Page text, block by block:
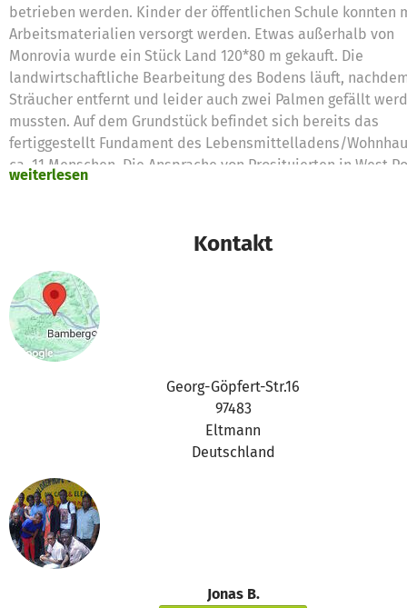
betrieben werden. Kinder der öffentlichen Schule konnten
Arbeitsmaterialien versorgt werden. Etwas außerhalb von
Monrovia wurde ein Stück Land 120*80 m gekauft. Die
landwirtschaftliche Bearbeitung des Bodens läuft,
Sträucher entfernt und leider auch zwei Palmen gefällt
mussten. Auf dem Grundstück befindet sich bereits das
fertiggestellt Fundament des Lebensmittelladens/
ca. 11 Menschen. Die Ansprache von Prosituierten in West
können. Bspw. in der Landwirtschaft und/oder Verkauf im
Alle Rechnungen für Materialien zum Bau, Saatgut und
und Schulmateriealien sind vorhanden. Wie bereits
dies alles jedoch aus privaten Mitteln finanziert und
eigene Gebühren über Western Union nach Liberia
Aktuell sind noch circa 800 €, umgerechnet etwas mehr
auf dem Konto in Liberia. Die sichert den Betrieb der
Materialien für die Schule. Der Bau des Ladens/Hauses
Jahr abgeschlossen (bezugsfertig) werden.
weiterlesen
Kontakt
Georg-Göpfert-Str.16
97483
Eltmann
Deutschland
Jonas B.